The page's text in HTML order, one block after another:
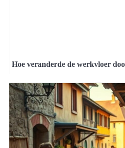
Hoe veranderde de werkvloer